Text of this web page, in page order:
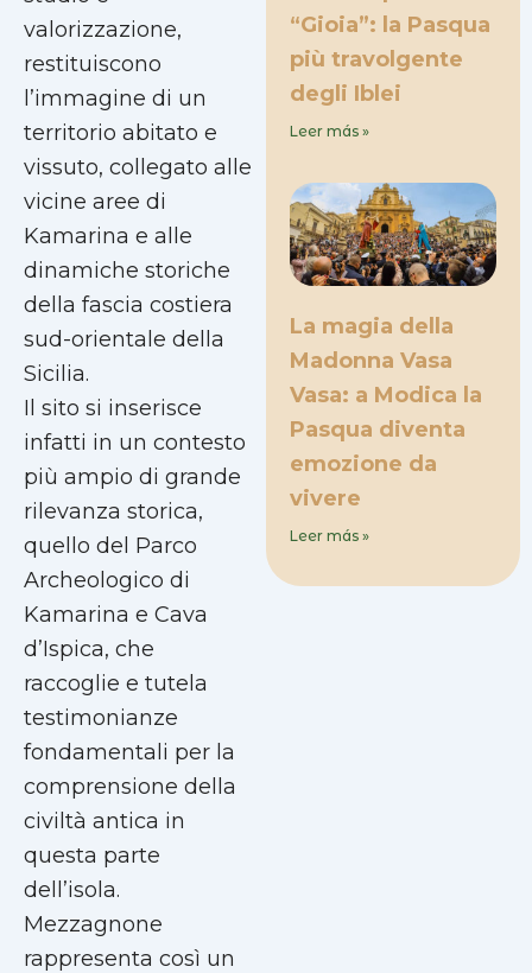
valorizzazione,
restituiscono
l’immagine di un
territorio abitato e
vissuto, collegato alle
vicine aree di
Kamarina e alle
dinamiche storiche
della fascia costiera
sud-orientale della
Sicilia.
Il sito si inserisce
infatti in un contesto
più ampio di grande
rilevanza storica,
quello del Parco
Archeologico di
Kamarina e Cava
d’Ispica, che
raccoglie e tutela
testimonianze
fondamentali per la
comprensione della
civiltà antica in
questa parte
dell’isola.
Mezzagnone
rappresenta così un
“Gioia”: la Pasqua
più travolgente
degli Iblei
Leer más »
La magia della
Madonna Vasa
Vasa: a Modica la
Pasqua diventa
emozione da
vivere
Leer más »